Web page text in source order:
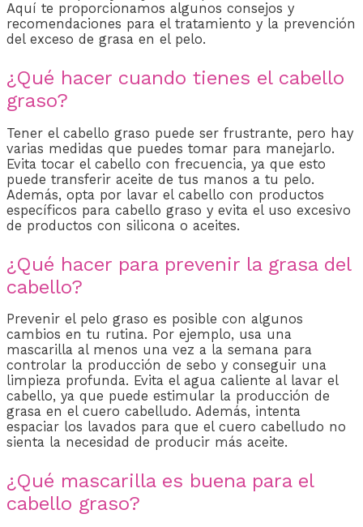
Aquí te proporcionamos algunos consejos y
recomendaciones para el tratamiento y la prevención
del exceso de grasa en el pelo.
¿Qué hacer cuando tienes el cabello
graso?
Tener el cabello graso puede ser frustrante, pero hay
varias medidas que puedes tomar para manejarlo.
Evita tocar el cabello con frecuencia, ya que esto
puede transferir aceite de tus manos a tu pelo.
Además, opta por lavar el cabello con productos
específicos para cabello graso y evita el uso excesivo
de productos con silicona o aceites.
¿Qué hacer para prevenir la grasa del
cabello?
Prevenir el pelo graso es posible con algunos
cambios en tu rutina. Por ejemplo, usa una
mascarilla al menos una vez a la semana para
controlar la producción de sebo y conseguir una
limpieza profunda. Evita el agua caliente al lavar el
cabello, ya que puede estimular la producción de
grasa en el cuero cabelludo. Además, intenta
espaciar los lavados para que el cuero cabelludo no
sienta la necesidad de producir más aceite.
¿Qué mascarilla es buena para el
cabello graso?